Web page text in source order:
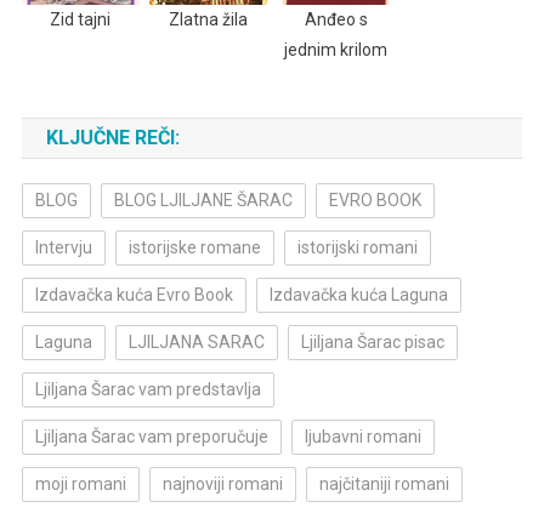
Zid tajni Zlatna žila
Anđeo s
jednim krilom
KLJUČNE REČI:
BLOG BLOG LJILJANE ŠARAC EVRO BOOK
Intervju istorijske romane istorijski romani
Izdavačka kuća Evro Book Izdavačka kuća Laguna
Laguna LJILJANA SARAC Ljiljana Šarac pisac
Ljiljana Šarac vam predstavlja
Ljiljana Šarac vam preporučuje ljubavni romani
moji romani najnoviji romani najčitaniji romani